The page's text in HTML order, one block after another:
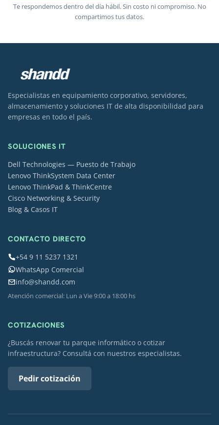
Te respondemos dentro del día hábil. Sin costo ni compromiso. No
compartimos tus datos.
Especialistas en equipamiento corporativo, servidores,
almacenamiento y soluciones IT de alta disponibilidad para
empresas en todo el país.
SOLUCIONES IT
Dell Technologies — Puesto de Trabajo
Lenovo ThinkSystem Data Center
Lenovo ThinkPad & ThinkCentre
Cisco Networking & Security
Blog & Casos IT
CONTACTO DIRECTO
+54 9 11 5237 1321
WhatsApp Comercial
info@shandd.com
Atención comercial: Lun a Vie 9:00 a 18:00 hs
COTIZACIONES
¿Buscás renovar tu parque informático o cotizar
infraestructura? Consultá con nuestros especialistas.
Pedir cotización